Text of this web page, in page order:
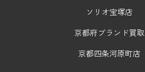
ソリオ宝塚店
京都府ブランド買取
京都四条河原町店